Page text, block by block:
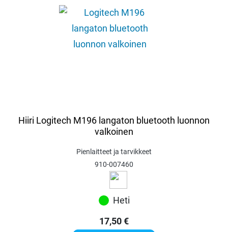
Hiiri Logitech M196 langaton bluetooth luonnon
valkoinen
Pienlaitteet ja tarvikkeet
910-007460
Heti
17,50€